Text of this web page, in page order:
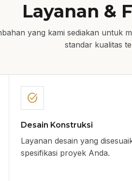
Layanan &
yang kami sediakan untuk
standar kualitas
task_alt
Desain Konstruksi
Layanan desain yang
spesifikasi proyek Anda.